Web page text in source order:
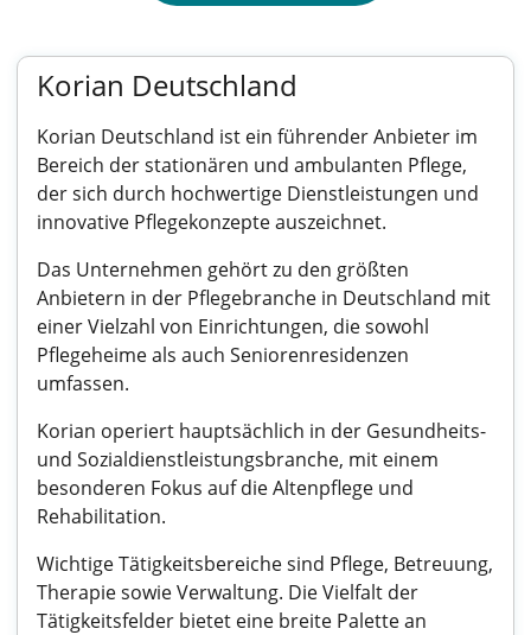
Korian Deutschland
Korian Deutschland ist ein führender Anbieter im
Bereich der stationären und ambulanten Pflege,
der sich durch hochwertige Dienstleistungen und
innovative Pflegekonzepte auszeichnet.
Das Unternehmen gehört zu den größten
Anbietern in der Pflegebranche in Deutschland mit
einer Vielzahl von Einrichtungen, die sowohl
Pflegeheime als auch Seniorenresidenzen
umfassen.
Korian operiert hauptsächlich in der Gesundheits-
und Sozialdienstleistungsbranche, mit einem
besonderen Fokus auf die Altenpflege und
Rehabilitation.
Wichtige Tätigkeitsbereiche sind Pflege, Betreuung,
Therapie sowie Verwaltung. Die Vielfalt der
Tätigkeitsfelder bietet eine breite Palette an